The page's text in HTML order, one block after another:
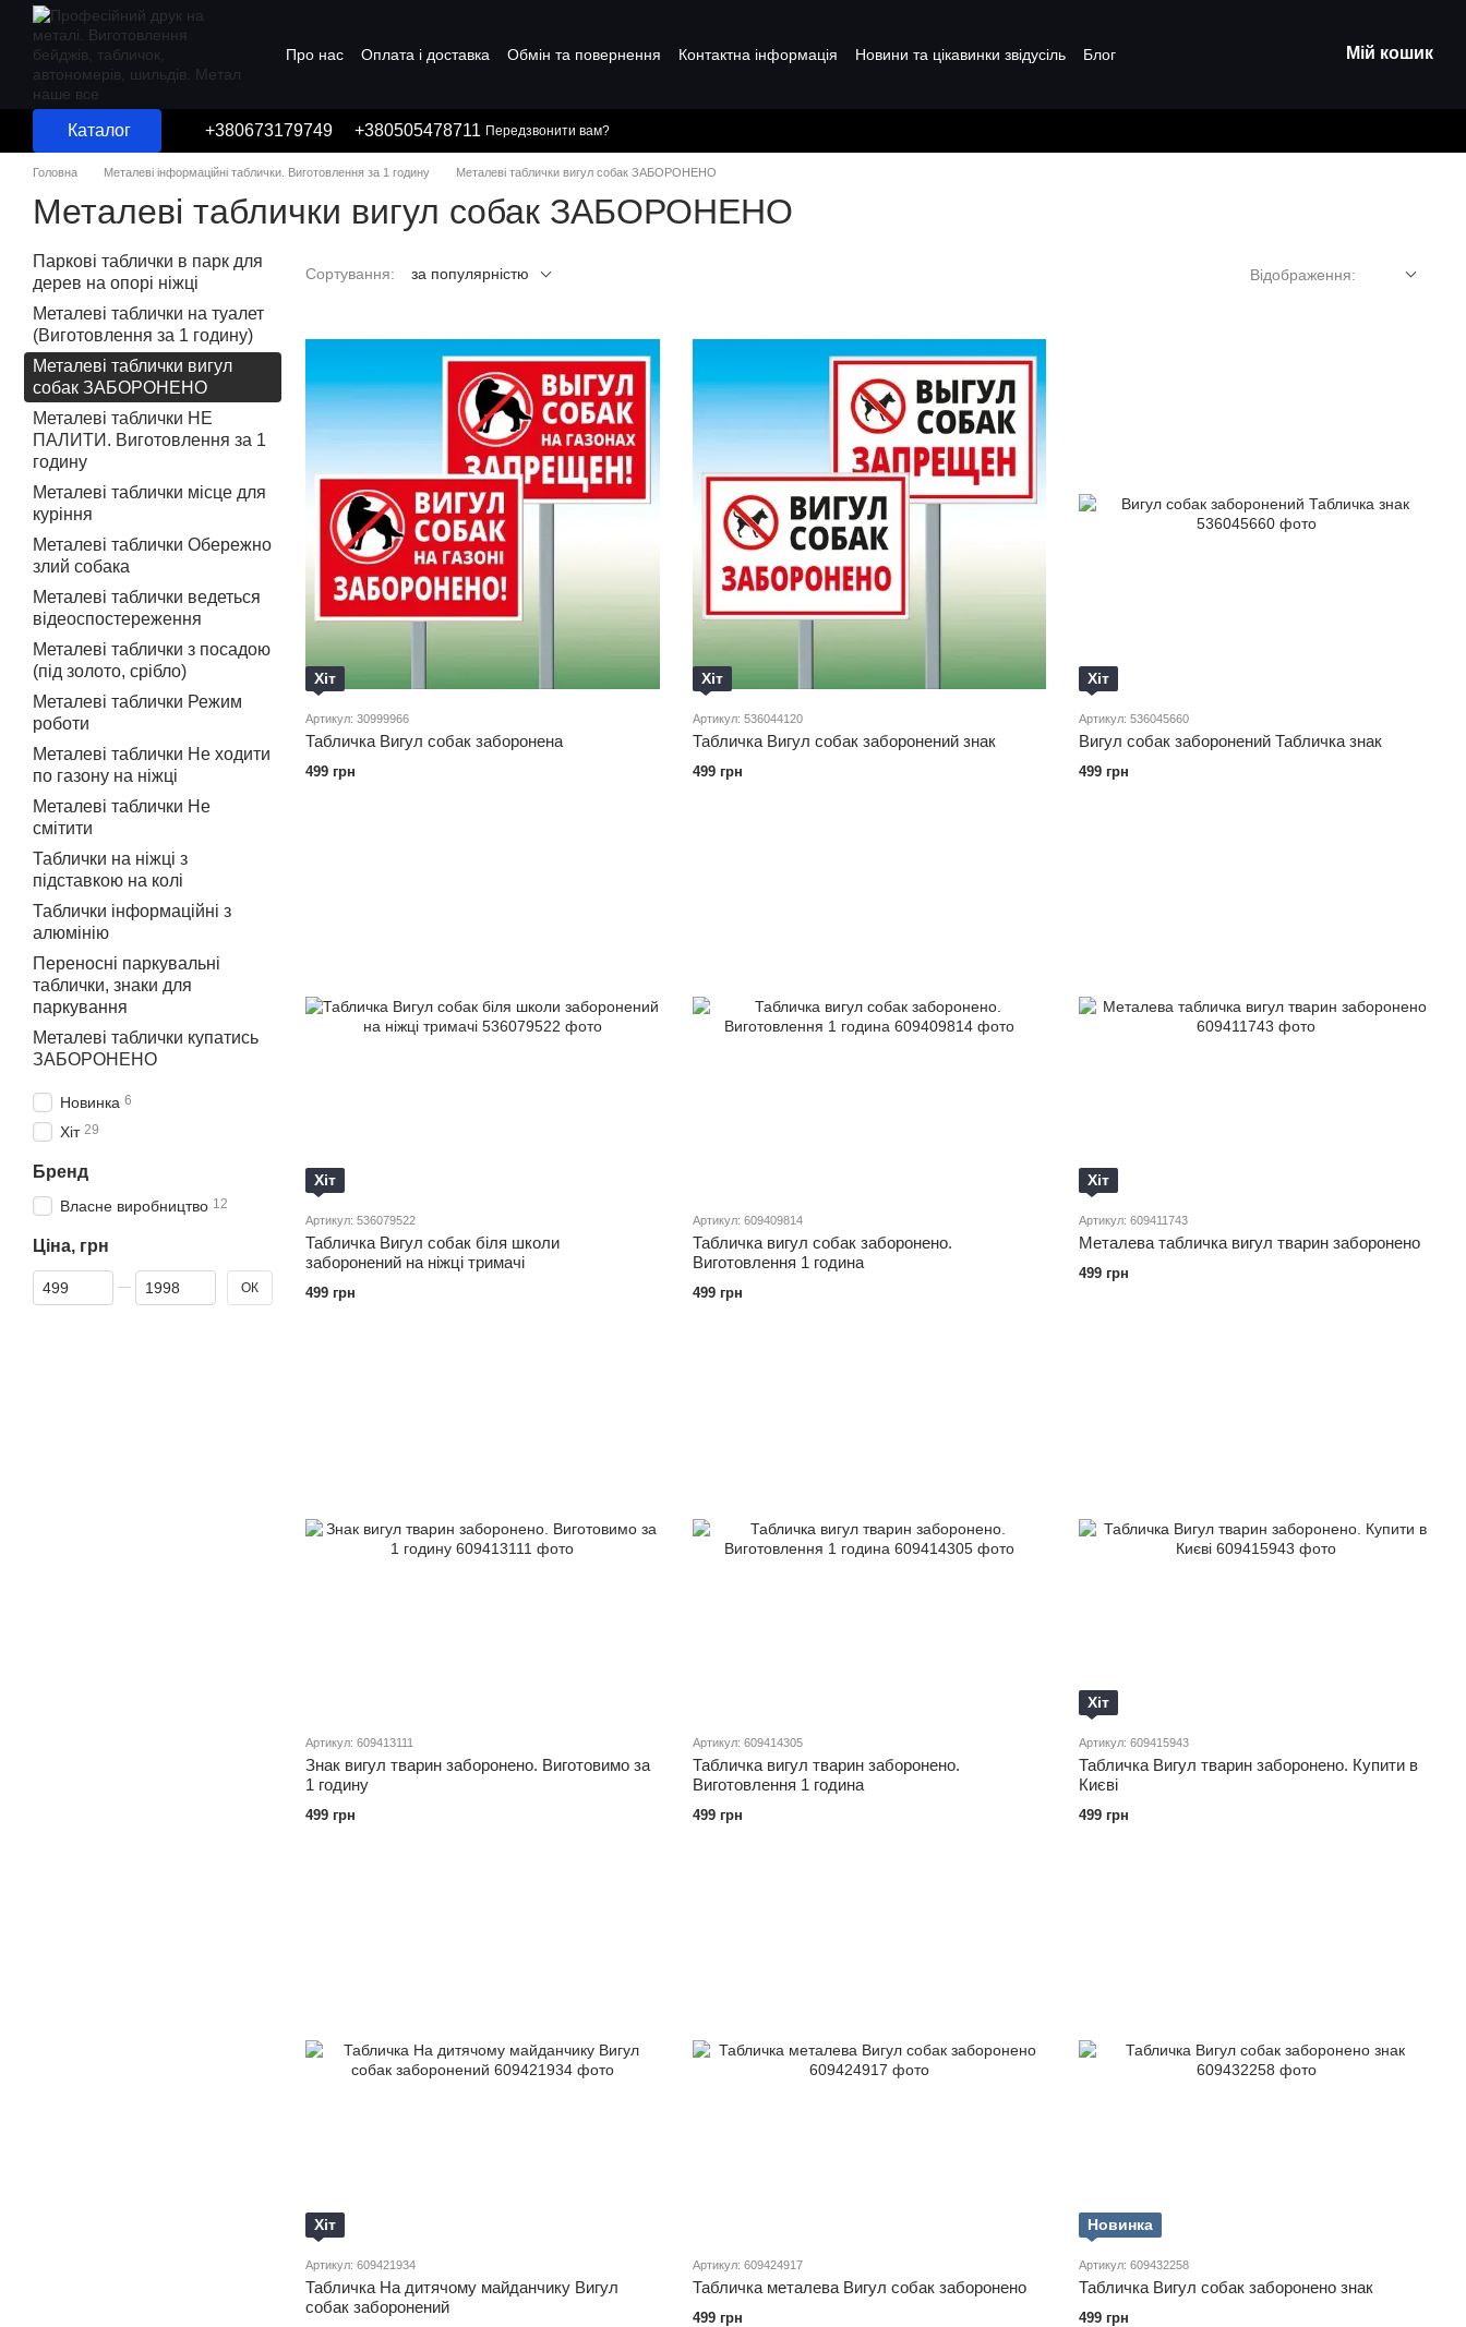
Перейти до основного контенту
Про нас Оплата і доставка Обмін та повернення Контактна інформація Новини та цікавинки звідусіль
Блог
Мій кошик
Каталог +380673179749 +380505478711 Передзвонити вам?
Головна Металеві інформаційні таблички. Виготовлення за 1 годину Металеві таблички вигул собак ЗАБОРОНЕНО
Металеві таблички вигул собак ЗАБОРОНЕНО
Сортування: за популярністю Відображення:
Хіт
Артикул: 30999966
Табличка Вигул собак заборонена
499 грн
Хіт
Артикул: 536044120
Табличка Вигул собак заборонений знак
499 грн
Хіт
Артикул: 536045660
Вигул собак заборонений Табличка знак
499 грн
Хіт
Артикул: 536079522
Табличка Вигул собак біля школи
заборонений на ніжці тримачі
499 грн
Артикул: 609409814
Табличка вигул собак заборонено.
Виготовлення 1 година
499 грн
Хіт
Артикул: 609411743
Металева табличка вигул тварин заборонено
499 грн
Артикул: 609413111
Знак вигул тварин заборонено. Виготовимо за
1 годину
499 грн
Артикул: 609414305
Табличка вигул тварин заборонено.
Виготовлення 1 година
499 грн
Хіт
Артикул: 609415943
Табличка Вигул тварин заборонено. Купити в
Києві
499 грн
Хіт
Артикул: 609421934
Табличка На дитячому майданчику Вигул
собак заборонений
Артикул: 609424917
Табличка металева Вигул собак заборонено
499 грн
Новинка
Артикул: 609432258
Табличка Вигул собак заборонено знак
499 грн
Паркові таблички в парк для
дерев на опорі ніжці
Металеві таблички на туалет
(Виготовлення за 1 годину)
Металеві таблички вигул
собак ЗАБОРОНЕНО
Металеві таблички НЕ
ПАЛИТИ. Виготовлення за 1
годину
Металеві таблички місце для
куріння
Металеві таблички Обережно
злий собака
Металеві таблички ведеться
відеоспостереження
Металеві таблички з посадою
(під золото, срібло)
Металеві таблички Режим
роботи
Металеві таблички Не ходити
по газону на ніжці
Металеві таблички Не
смітити
Таблички на ніжці з
підставкою на колі
Таблички інформаційні з
алюмінію
Переносні паркувальні
таблички, знаки для
паркування
Металеві таблички купатись
ЗАБОРОНЕНО
Новинка 6
Хіт 29
Бренд
Власне виробництво 12
Ціна, грн
Від Ціна, грн
До Ціна, грн ОК